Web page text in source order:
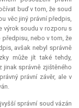
buď v tom, že soud
věc jiný právní předpis,
výrok soudu v rozporu s
nebo v tom, že
avšak nebyl správně
může jít také tehdy,
jinak správně zjištěného
právní závěr, ale v
správní soud vázán